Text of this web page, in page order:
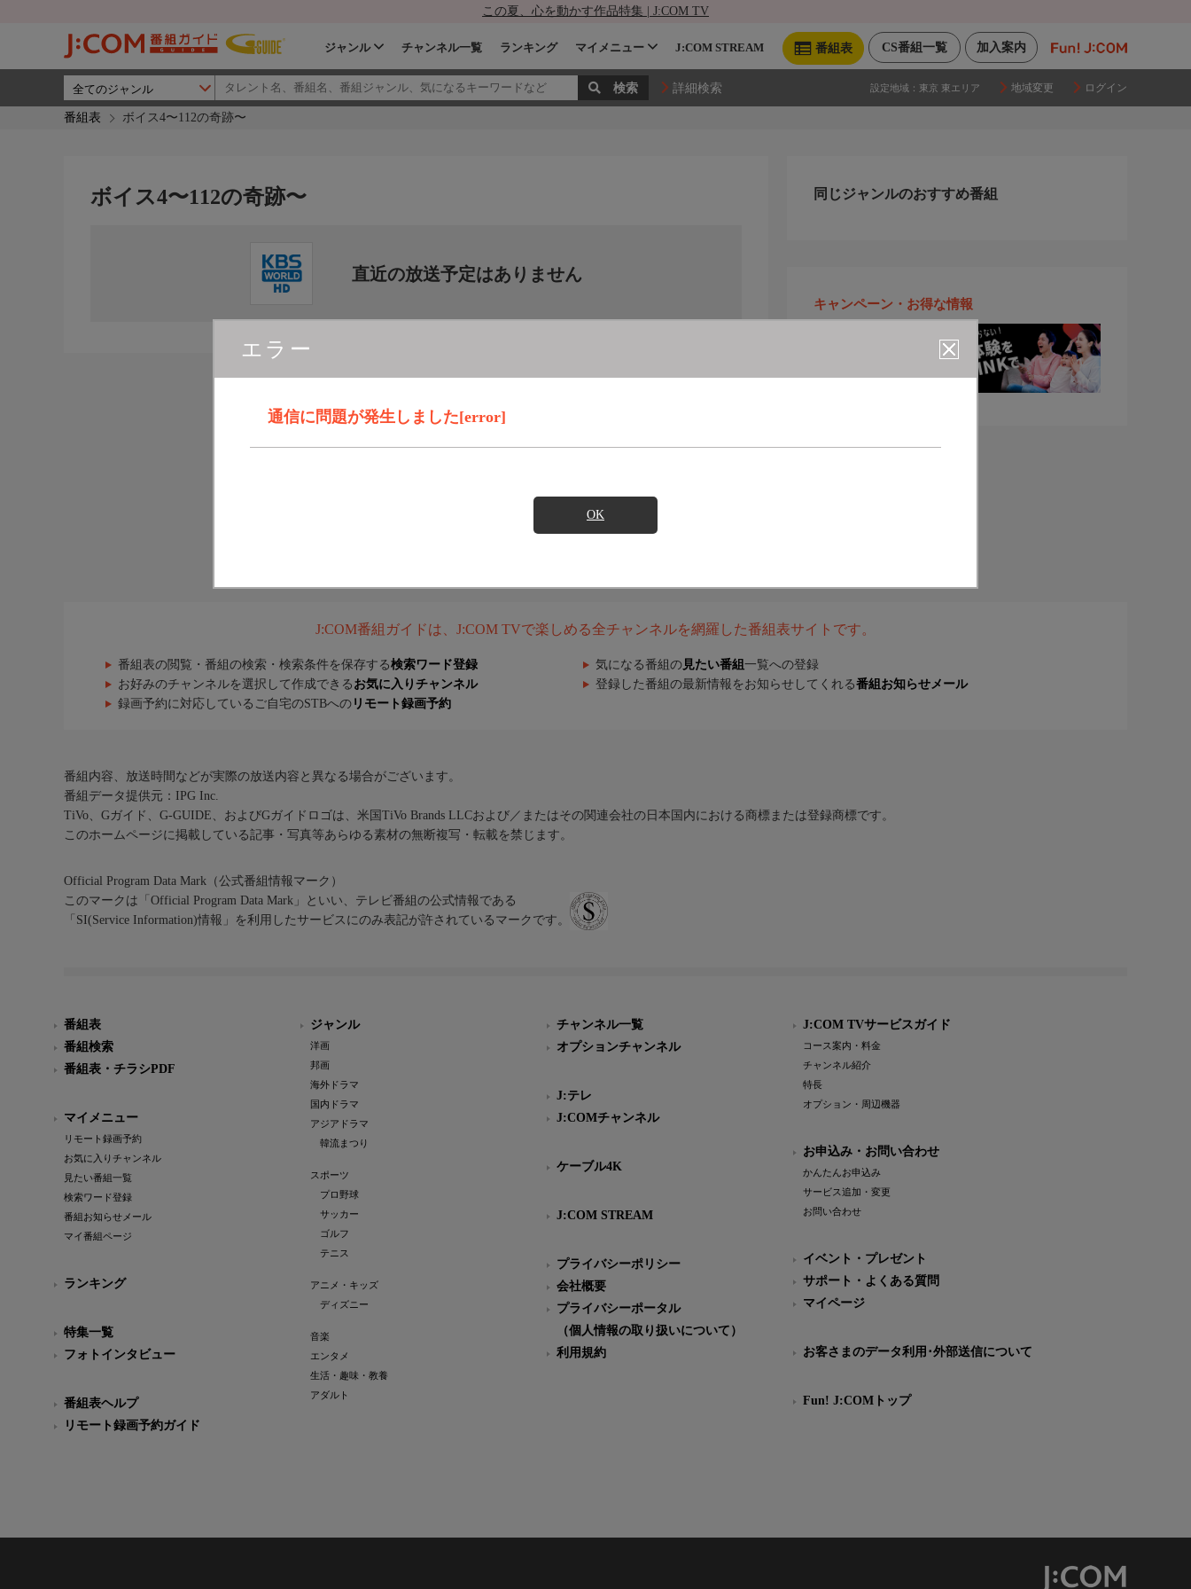
この夏、心を動かす作品特集 | J:COM TV
加入案内
CS番組一覧
番組表
ジャンル チャンネル一覧 ランキング マイメニュー J:COM STREAM
詳細検索 設定地域： 東京 東エリア 地域変更 ログイン
番組表 ボイス4〜112の奇跡〜
エラー
通信に問題が発生しました[error]
OK
ボイス4〜112の奇跡〜
直近の放送予定はありません
同じジャンルのおすすめ番組
キャンペーン・お得な情報
J:COM番組ガイドは、J:COM TVで楽しめる全チャンネルを網羅した番組表サイトです。
番組表の閲覧・番組の検索・検索条件を保存する検索ワード登録 気になる番組の 見たい番組 一覧への登録
お好みのチャンネルを選択して作成できる お気に入りチャンネル 登録した番組の最新情報をお知らせしてくれる番組お知らせメール
録画予約に対応しているご自宅のSTBへの リモート録画予約
番組内容、放送時間などが実際の放送内容と異なる場合がございます。
番組データ提供元：IPG Inc.
TiVo、Gガイド、G-GUIDE、およびGガイドロゴは、米国TiVo Brands LLCおよび／またはその関連会社の日本国内における商標または登録商標です。
このホームページに掲載している記事・写真等あらゆる素材の無断複写・転載を禁じます。
Official Program Data Mark（公式番組情報マーク）
このマークは「Official Program Data Mark」といい、テレビ番組の公式情報である
「SI(Service Information)情報」を利用したサービスにのみ表記が許されているマークです。
番組表
番組検索
番組表・チラシPDF
マイメニュー
リモート録画予約
お気に入りチャンネル
見たい番組一覧
検索ワード登録
番組お知らせメール
マイ番組ページ
ランキング
特集一覧
フォトインタビュー
番組表ヘルプ
リモート録画予約ガイド
ジャンル
洋画
邦画
海外ドラマ
国内ドラマ
アジアドラマ
韓流まつり
スポーツ
プロ野球
サッカー
ゴルフ
テニス
アニメ・キッズ
ディズニー
音楽
エンタメ
生活・趣味・教養
アダルト
チャンネル一覧
オプションチャンネル
J:テレ
J:COMチャンネル
ケーブル4K
J:COM STREAM
プライバシーポリシー
会社概要
プライバシーポータル
（個人情報の取り扱いについて）
利用規約
J:COM TVサービスガイド
コース案内・料金
チャンネル紹介
特長
オプション・周辺機器
お申込み・お問い合わせ
かんたんお申込み
サービス追加・変更
お問い合わせ
イベント・プレゼント
サポート・よくある質問
マイページ
お客さまのデータ利用･外部送信について
Fun! J:COMトップ